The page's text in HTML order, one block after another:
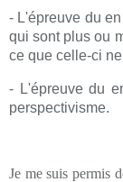
- L'épreuve du
qui sont plus ou
ce que celle-ci
- L'épreuve du
perspectivisme.
Je me suis permis